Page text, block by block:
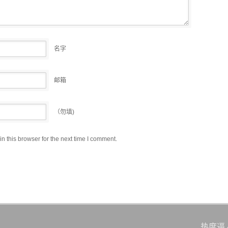
名字
邮箱
（勿填)
this browser for the next time I comment.